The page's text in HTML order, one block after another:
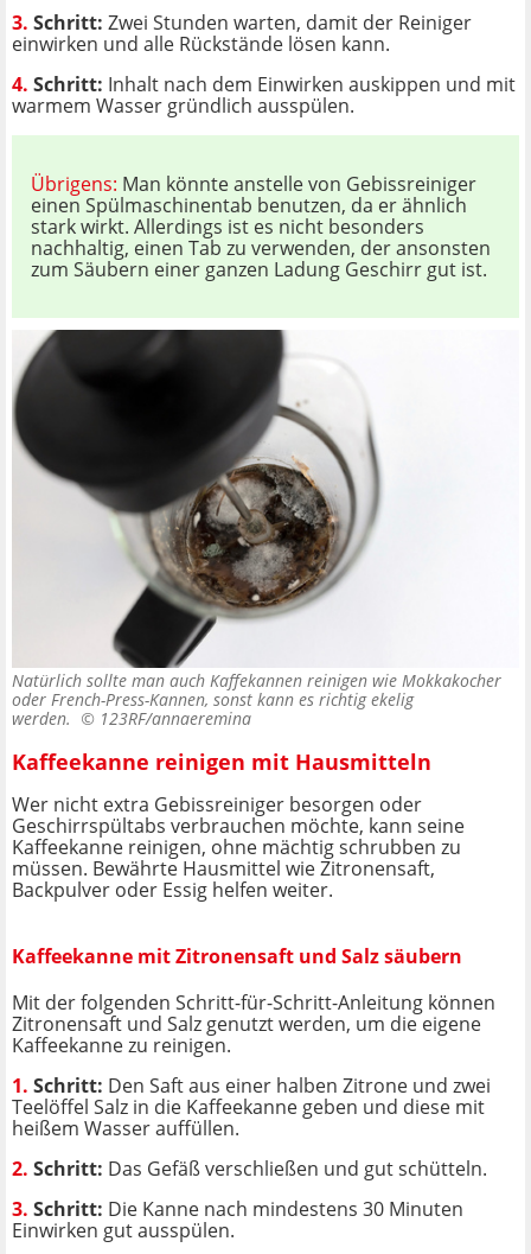
3. Schritt: Zwei Stunden warten, damit der Reiniger
einwirken und alle Rückstände lösen kann.
4. Schritt: Inhalt nach dem Einwirken auskippen und mit
warmem Wasser gründlich ausspülen.
Übrigens: Man könnte anstelle von Gebissreiniger
einen Spülmaschinentab benutzen, da er ähnlich
stark wirkt. Allerdings ist es nicht besonders
nachhaltig, einen Tab zu verwenden, der ansonsten
zum Säubern einer ganzen Ladung Geschirr gut ist.
Natürlich sollte man auch Kaffekannen reinigen wie Mokkakocher
oder French-Press-Kannen, sonst kann es richtig ekelig
werden. © 123RF/annaeremina
Kaffeekanne reinigen mit Hausmitteln
Wer nicht extra Gebissreiniger besorgen oder
Geschirrspültabs verbrauchen möchte, kann seine
Kaffeekanne reinigen, ohne mächtig schrubben zu
müssen. Bewährte Hausmittel wie Zitronensaft,
Backpulver oder Essig helfen weiter.
Kaffeekanne mit Zitronensaft und Salz säubern
Mit der folgenden Schritt-für-Schritt-Anleitung können
Zitronensaft und Salz genutzt werden, um die eigene
Kaffeekanne zu reinigen.
1. Schritt: Den Saft aus einer halben Zitrone und zwei
Teelöffel Salz in die Kaffeekanne geben und diese mit
heißem Wasser auffüllen.
2. Schritt: Das Gefäß verschließen und gut schütteln.
3. Schritt: Die Kanne nach mindestens 30 Minuten
Einwirken gut ausspülen.